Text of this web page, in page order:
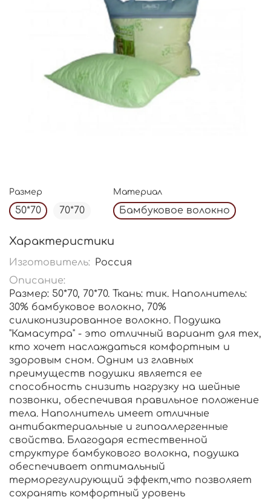
Размер
50*70 70*70
Материал
Бамбуковое волокно
Характеристики
Изготовитель: Россия
Описание:
Размер: 50*70, 70*70. Ткань: тик. Наполнитель:
30% бамбуковое волокно, 70%
силиконизированное волокно. Подушка
"Камасутра" - это отличный вариант для тех,
кто хочет наслаждаться комфортным и
здоровым сном. Одним из главных
преимуществ подушки является ее
способность снизить нагрузку на шейные
позвонки, обеспечивая правильное положение
тела. Наполнитель имеет отличные
антибактериальные и гипоаллергенные
свойства. Благодаря естественной
структуре бамбукового волокна, подушка
обеспечивает оптимальный
терморегулирующий эффект,что позволяет
сохранять комфортный уровень